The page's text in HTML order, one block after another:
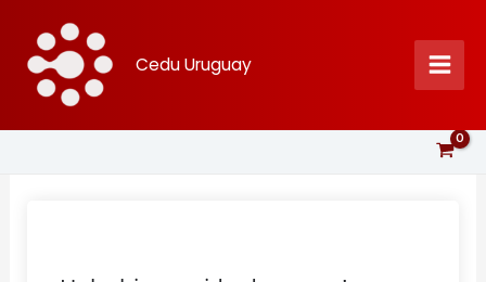
contenido
Cedu Uruguay